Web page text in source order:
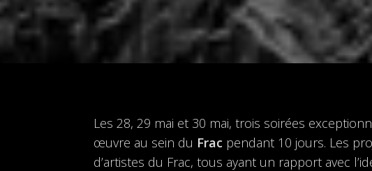
Les 28, 29 mai et 30 mai, trois soirées
œuvre au sein du Frac pendant 10 jours. Les
d’artistes du Frac, tous ayant un rapport avec